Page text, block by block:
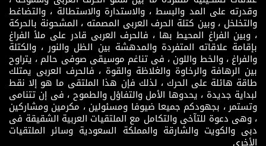
وقدرته على المد والبسط ، والاستدارة والاستطالة ، والتضاغط
والتخلخل ، وبين كتلة الحرف العربى المصمته ، المشحونة بالحركة
، وبين الفراغ المحيط بها ، فالحرف العربى قادر على ملأ الفراغ
بإقامة علاقاته المتفردة والمدهشة بين الظل والنور ، والكتلة
والفراغ ، والخط واللون ، فى تناغم موسيقى صوفى حالم ، يتراوح
بين الرهافة والرخاوة والغلاظة والقوة ، فالحرف العربى يمتلك
طاقة هائلة على الحرك ، لذلك فإن هذا الملتقى ما هو إلا نقط
لبداية جديدة ، يحدوها الأمل والتفاؤل والطموح ، فى إن تتنامى
وتستمر ، بجهودكم جميعا ضيوفا ومسئولين ، مكرمين ومشاركين
، وهى دعوة للتآخى والتكامل مع الملتقيات العربية الشقيقة فى
دبى والكويت والشارقة والمملكة السعودية وسائر الملتقيات
الأخرى